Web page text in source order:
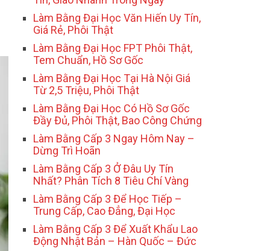
Làm Bằng Đại Học Văn Hiến Uy Tín,
Giá Rẻ, Phôi Thật
Làm Bằng Đại Học FPT Phôi Thật,
Tem Chuẩn, Hồ Sơ Gốc
Làm Bằng Đại Học Tại Hà Nội Giá
Từ 2,5 Triệu, Phôi Thật
Làm Bằng Đại Học Có Hồ Sơ Gốc
Đầy Đủ, Phôi Thật, Bao Công Chứng
Làm Bằng Cấp 3 Ngay Hôm Nay –
Dừng Trì Hoãn
Làm Bằng Cấp 3 Ở Đâu Uy Tín
Nhất? Phân Tích 8 Tiêu Chí Vàng
Làm Bằng Cấp 3 Để Học Tiếp –
Trung Cấp, Cao Đẳng, Đại Học
Làm Bằng Cấp 3 Để Xuất Khẩu Lao
Động Nhật Bản – Hàn Quốc – Đức